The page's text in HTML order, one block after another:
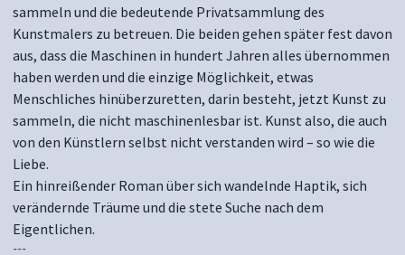
sammeln und die bedeutende Privatsammlung des
Kunstmalers zu betreuen. Die beiden gehen später fest davon
aus, dass die Maschinen in hundert Jahren alles übernommen
haben werden und die einzige Möglichkeit, etwas
Menschliches hinüberzuretten, darin besteht, jetzt Kunst zu
sammeln, die nicht maschinenlesbar ist. Kunst also, die auch
von den Künstlern selbst nicht verstanden wird – so wie die
Liebe.
Ein hinreißender Roman über sich wandelnde Haptik, sich
verändernde Träume und die stete Suche nach dem
Eigentlichen.
~~~